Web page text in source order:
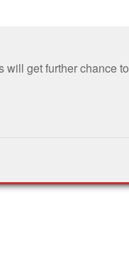
will get further chance to